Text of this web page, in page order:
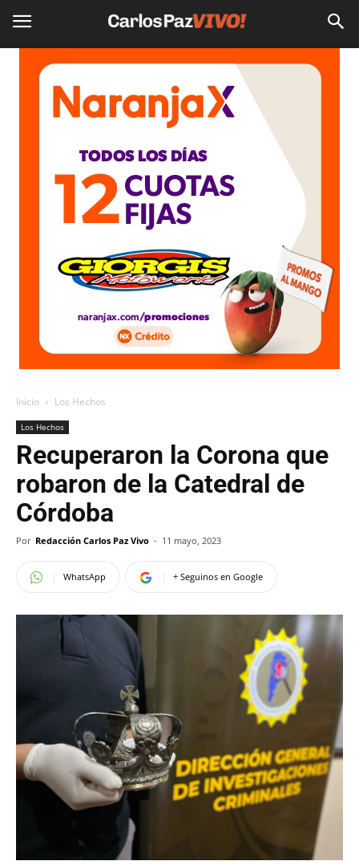
Inicio Los Hechos
Los Hechos
Recuperaron la Corona que
robaron de la Catedral de
Córdoba
Por Redacción Carlos Paz Vivo - 11 mayo, 2023
WhatsApp + Seguinos en Google